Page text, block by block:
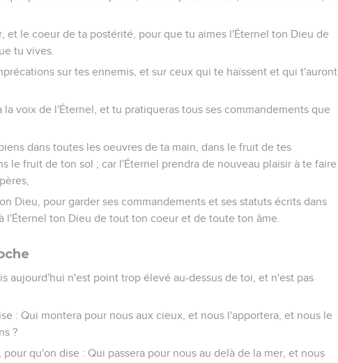
et le coeur de ta postérité, pour que tu aimes l'Éternel ton Dieu de
tu vives.
sur tes ennemis, et sur ceux qui te haïssent et qui t'auront
voix de l'Éternel, et tu pratiqueras tous ses commandements que
dans toutes les oeuvres de ta main, dans le fruit de tes
le fruit de ton sol ; car l'Éternel prendra de nouveau plaisir à te faire
Dieu, pour garder ses commandements et ses statuts écrits dans
l'Éternel ton Dieu de tout ton coeur et de toute ton âme.
aujourd'hui n'est point trop élevé au-dessus de toi, et n'est pas
: Qui montera pour nous aux cieux, et nous l'apportera, et nous le
?
qu'on dise : Qui passera pour nous au delà de la mer, et nous